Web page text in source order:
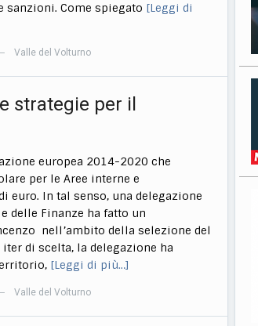
sanzioni. Come spiegato [Leggi di
— Valle del Volturno
strategie per il
europea 2014-2020 che
per le Aree interne e
In tal senso, una delegazione
delle Finanze ha fatto un
nell’ambito della selezione del
iter di scelta, la delegazione ha
[Leggi di più…]
— Valle del Volturno